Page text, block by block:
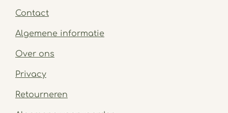
Contact
Algemene informatie
Over ons
Privacy
Retourneren